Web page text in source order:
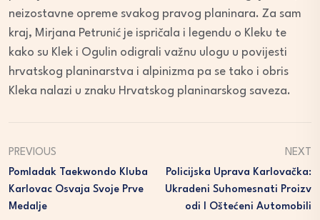
neizostavne opreme svakog pravog planinara. Za sam
kraj, Mirjana Petrunić je ispričala i legendu o Kleku te
kako su Klek i Ogulin odigrali važnu ulogu u povijesti
hrvatskog planinarstva i alpinizma pa se tako i obris
Kleka nalazi u znaku Hrvatskog planinarskog saveza.
PREVIOUS
Pomladak Taekwondo Kluba
Karlovac Osvaja Svoje Prve
Medalje
NEXT
Policijska Uprava Karlovačka:
Ukradeni Suhomesnati Proizv
Odi I Oštećeni Automobili